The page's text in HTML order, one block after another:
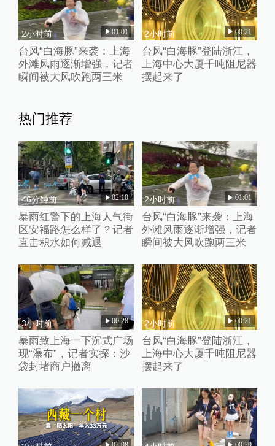
2小时前 01:01
台风“白海豚”来袭：上海
外滩风雨逐渐增强，记者
瞬间被大风吹跑两三米
2小时前 00:21
台风“白海豚”登陆浙江，
上海中心大厦千吨阻尼器
摆起来了
热门推荐
46分钟前 02:10
暴雨红警下的上海人气街
区安福路怎么样了？记者
直击积水如何减退
2小时前 01:01
台风“白海豚”来袭：上海
外滩风雨逐渐增强，记者
瞬间被大风吹跑两三米
3小时前 00:28
暴雨致上海一下沉式广场
现“瀑布”，记者实探：沙
袋封堵商户撤离
2小时前 00:21
台风“白海豚”登陆浙江，
上海中心大厦千吨阻尼器
摆起来了